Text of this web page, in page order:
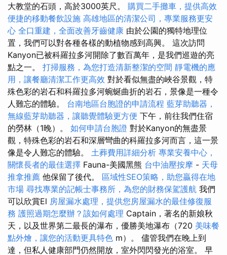
大教堂的石頭，高於3000英尺。 購買二手攤車，提供高效
便捷的移動餐飲設施 高雄地區的清潔公司，專業服務更安
心 全口重建，全面改善牙齒健康 由於公園的獨特地理位
置，我們可以對各種各樣的動植物感到高興。 這次訪問
Kanyon已被科羅拉多河開除了數百萬年，是我們巡遊的亮
點之一。 打掃服務，為您打造清新整潔的空間 靜電機的應
用，讓餐廳清潔工作更高效 對於看似無盡的峽谷景觀，特
殊色彩的岩石和科羅拉多河蜿蜒曲折的岩石，景像是一種令
人難忘的體驗。 台南地區台胞證的申請流程 藍芽助聽器，
無線藍芽助聽器，讓聽覺體驗更方便 下午，前往我們住宿
的勞林（1晚）。 如何申請台胞證 對於Kanyon的無盡景
觀，特殊色彩的岩石和深層彎曲的科羅拉多河而言，這一景
像是令人難忘的體驗。 土葬費用詳細分析 專業安養中心，
關懷長者的最佳選擇 Fauna-美國黑熊 台中油壓按摩 - 天母
推拿推薦 他保留了後代。 區域性SEO策略，助您贏得在地
市場 尋找專業的記帳士事務所，為您的財務保駕護航 我們
可以欣賞El 房屋漏水處理，提供您房屋漏水的最佳修復服
務 護照過期怎麼辦？該如何處理 Captain，著名的新娘秋
天，以及世界第二最長的瀑布，優勝美地瀑布（720 美味餐
點外燴，讓您的活動更具特色 m）。 儘管我們在晚上到
達，但私人健康部門仍然開放，室外閃閃發光的浴室。 早